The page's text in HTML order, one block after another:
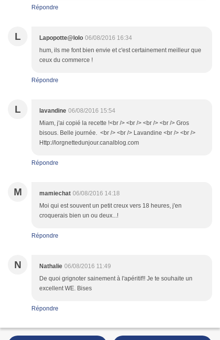
Répondre
L Lapopotte@lolo 06/08/2016 16:34
hum, ils me font bien envie et c'est certainement meilleur que
ceux du commerce !
Répondre
L lavandine 06/08/2016 15:54
Miam, j'ai copié la recette !<br /> <br /> <br /> <br /> Gros
bisous. Belle journée. <br /> <br /> Lavandine <br /> <br />
Http://lorgnettedunjour.canalblog.com
Répondre
M mamiechat 06/08/2016 14:18
Moi qui est souvent un petit creux vers 18 heures, j'en
croquerais bien un ou deux...!
Répondre
N Nathalie 06/08/2016 11:49
De quoi grignoter sainement à l'apéritif!! Je te souhaite un
excellent WE. Bises
Répondre